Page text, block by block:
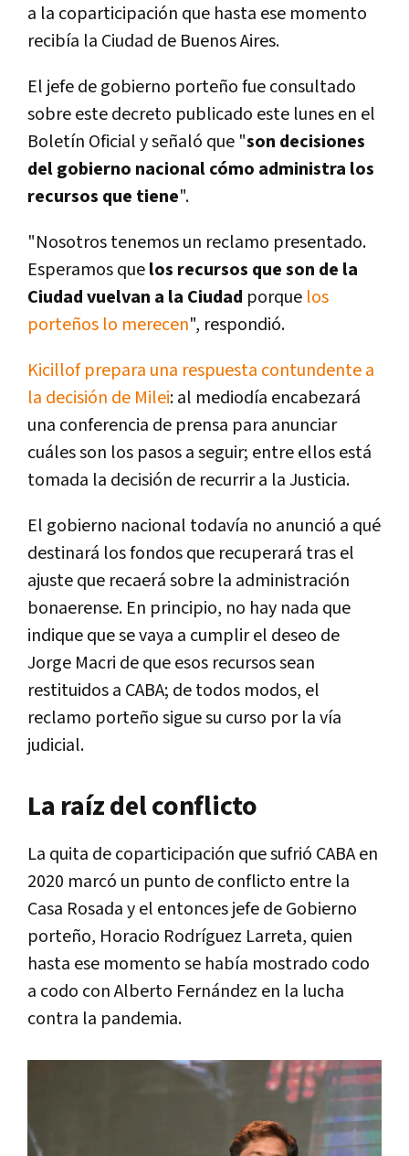
a la coparticipación que hasta ese momento
recibía la Ciudad de Buenos Aires.
El jefe de gobierno porteño fue consultado
sobre este decreto publicado este lunes en el
Boletín Oficial y señaló que "son decisiones
del gobierno nacional cómo administra los
recursos que tiene".
"Nosotros tenemos un reclamo presentado.
Esperamos quelos recursos que son de la
Ciudad vuelvan a la Ciudad porque los
porteños lo merecen", respondió.
Kicillof prepara una respuesta contundente a
la decisión de Milei: al mediodía encabezará
una conferencia de prensa para anunciar
cuáles son los pasos a seguir; entre ellos está
tomada la decisión de recurrir a la Justicia.
El gobierno nacional todavía no anunció a qué
destinará los fondos que recuperará tras el
ajuste que recaerá sobre la administración
bonaerense. En principio, no hay nada que
indique que se vaya a cumplir el deseo de
Jorge Macri de que esos recursos sean
restituidos a CABA; de todos modos, el
reclamo porteño sigue su curso por la vía
judicial.
La raíz del conflicto
La quita de coparticipación que sufrió CABA en
2020 marcó un punto de conflicto entre la
Casa Rosada y el entonces jefe de Gobierno
porteño, Horacio Rodríguez Larreta, quien
hasta ese momento se había mostrado codo
a codo con Alberto Fernández en la lucha
contra la pandemia.